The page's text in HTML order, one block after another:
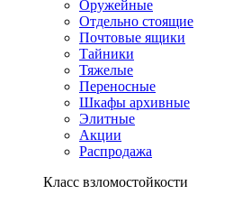
Оружейные
Отдельно стоящие
Почтовые ящики
Тайники
Тяжелые
Переносные
Шкафы архивные
Элитные
Акции
Распродажа
Класс взломостойкости